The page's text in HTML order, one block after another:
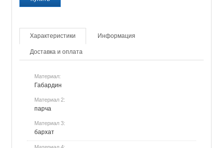
Характеристики Информация
Доставка и оплата
Материал:
Габардин
Материал 2:
парча
Материал 3:
бархат
Материал 4: